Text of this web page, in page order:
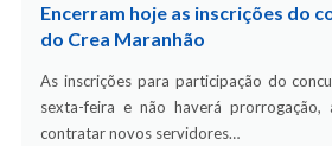
Encerram hoje as inscrições do
do Crea Maranhão
As inscrições para participação do
sexta-feira e não haverá prorrogação,
contratar novos servidores…